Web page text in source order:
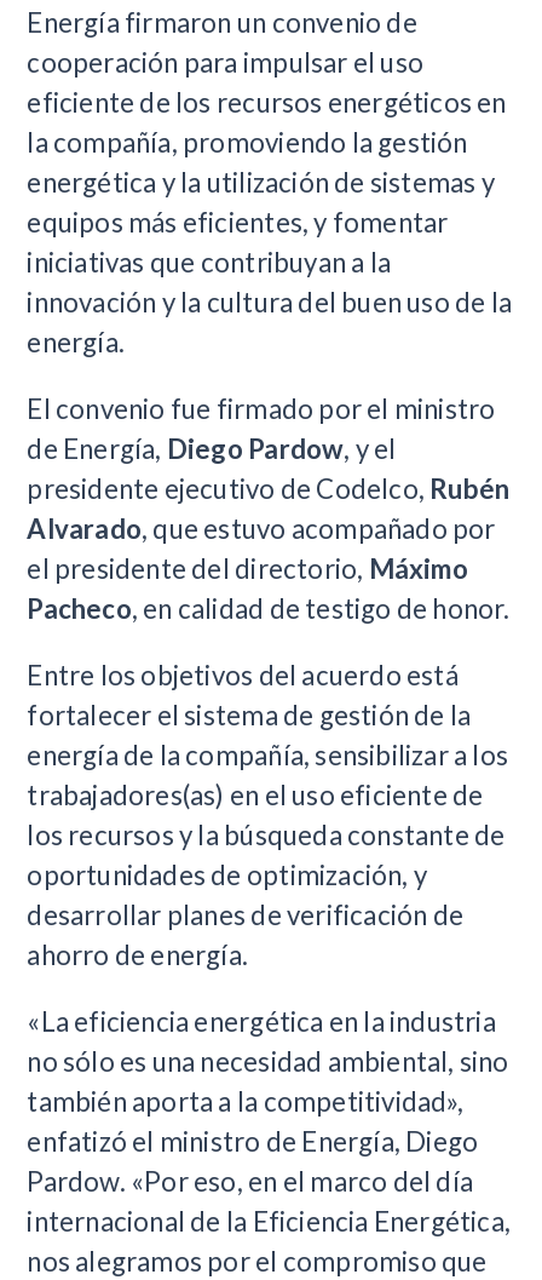
Energía firmaron un convenio de
cooperación para impulsar el uso
eficiente de los recursos energéticos en
la compañía, promoviendo la gestión
energética y la utilización de sistemas y
equipos más eficientes, y fomentar
iniciativas que contribuyan a la
innovación y la cultura del buen uso de la
energía.
El convenio fue firmado por el ministro
de Energía, Diego Pardow, y el
presidente ejecutivo de Codelco, Rubén
Alvarado, que estuvo acompañado por
el presidente del directorio, Máximo
Pacheco, en calidad de testigo de honor.
Entre los objetivos del acuerdo está
fortalecer el sistema de gestión de la
energía de la compañía, sensibilizar a los
trabajadores(as) en el uso eficiente de
los recursos y la búsqueda constante de
oportunidades de optimización, y
desarrollar planes de verificación de
ahorro de energía.
«La eficiencia energética en la industria
no sólo es una necesidad ambiental, sino
también aporta a la competitividad»,
enfatizó el ministro de Energía, Diego
Pardow. «Por eso, en el marco del día
internacional de la Eficiencia Energética,
nos alegramos por el compromiso que